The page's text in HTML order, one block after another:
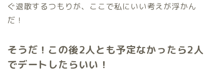
ぐ退散するつもりが、ここで私にいい考えが浮かん
だ！
そうだ！この後2人とも予定なかったら2人
でデートしたらいい！